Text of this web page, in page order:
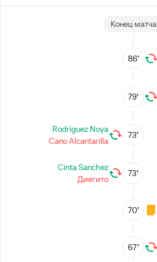
Конец матча
86’
79’
73’
Rodríguez Noya
Cano Alcantarilla
73’
Cinta Sanchez
Диегито
70’
67’